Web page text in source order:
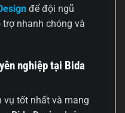
để đội ngũ
nhanh chóng và
nghiệp tại Bida
tốt nhất và mang